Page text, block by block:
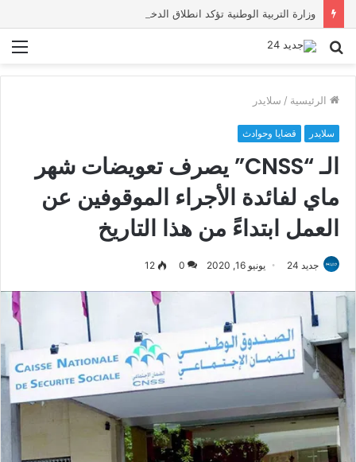
بحث
الرئيسية / سلايدر
سلايدر قضايا وحوادث
الـ “CNSS” يصرف تعويضات شهر
ماي لفائدة الأجراء الموقوفين عن
العمل ابتداءً من هذا التاريخ
جديد 24 يونيو 16, 2020 0
12